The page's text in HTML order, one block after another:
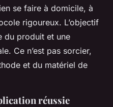
se faire à domicile, à
rigoureux. L’objectif
du produit et une
Ce n’est pas sorcier,
et du matériel de
réussie